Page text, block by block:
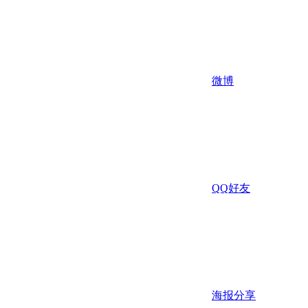
微博
QQ好友
海报分享